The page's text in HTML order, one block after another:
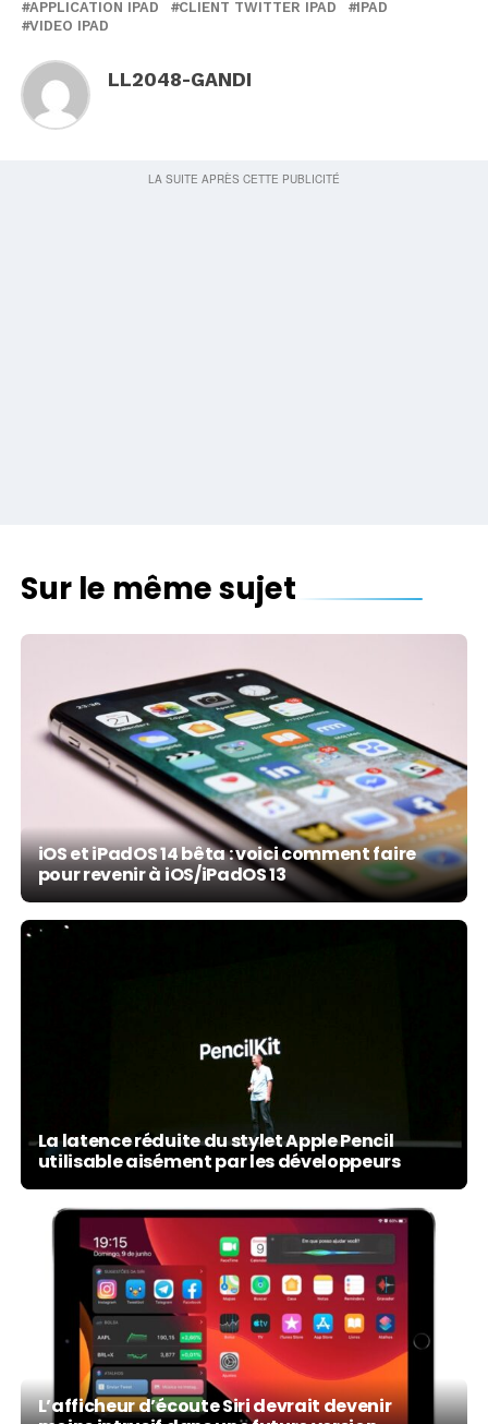
APPLICATION IPAD CLIENT TWITTER IPAD
IPAD
VIDEO IPAD
LL2048-GANDI
Sur le même sujet
iOS et iPadOS 14 bêta : voici comment faire
pour revenir à iOS/iPadOS 13
La latence réduite du stylet Apple Pencil
utilisable aisément par les développeurs
L’afficheur d’écoute Siri devrait devenir